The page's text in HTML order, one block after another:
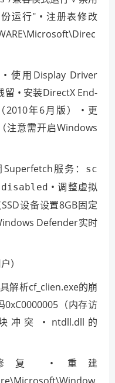
运行" • 注册表修改
使用Display Driver
• 安装DirectX End-
2010年6月版） • 更
注意需开启Windows
服务：
sc
• 调整虚拟
设备设置8GB固定
Defender实时
）
解析cf_clien.exe的崩
0xC0000005（内存访
冲突 • ntdll.dll的
复 • 重建